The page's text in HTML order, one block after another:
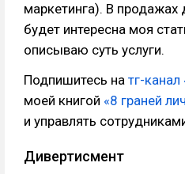
маркетинга). В
будет интересна моя
описываю суть услуги.
Подпишитесь на тг-
моей книгой «8 граней
и управлять
Дивертисмент